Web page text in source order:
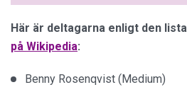
Här är deltagarna enligt den lista
på Wikipedia:
Benny Rosenqvist (Medium)